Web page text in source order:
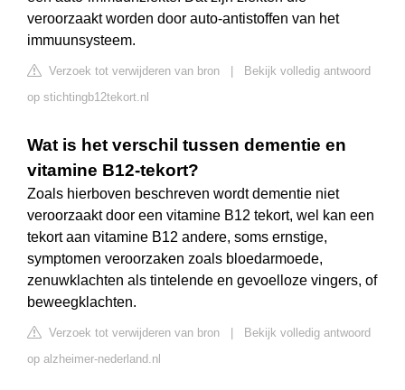
veroorzaakt worden door auto-antistoffen van het
immuunsysteem.
Verzoek tot verwijderen van bron
Bekijk volledig antwoord
op stichtingb12tekort.nl
Wat is het verschil tussen dementie en
vitamine B12-tekort?
Zoals hierboven beschreven wordt dementie niet
veroorzaakt door een vitamine B12 tekort, wel kan een
tekort aan vitamine B12 andere, soms ernstige,
symptomen veroorzaken zoals bloedarmoede,
zenuwklachten als tintelende en gevoelloze vingers, of
beweegklachten.
Verzoek tot verwijderen van bron
Bekijk volledig antwoord
op alzheimer-nederland.nl